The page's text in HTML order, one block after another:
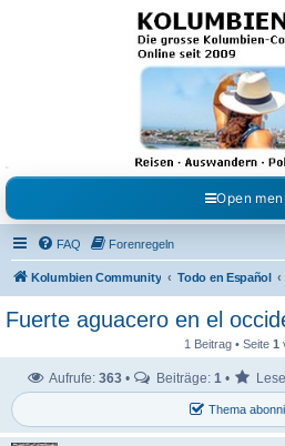
Kolumbienforum - Das
grosse Forum der
Freunde Kolumbiens
Reisen, Auswandern, Kultur, Politik, Geschichte
Austausch, Erfahrungen und Gemeinschaft im
Open
FAQ Forenregeln
Kolumbien Community Todo en Español
Fuerte aguacero en el
1 Beitrag • Seite 1
Thema
Aufrufe: 363 • Beiträge: 1 •